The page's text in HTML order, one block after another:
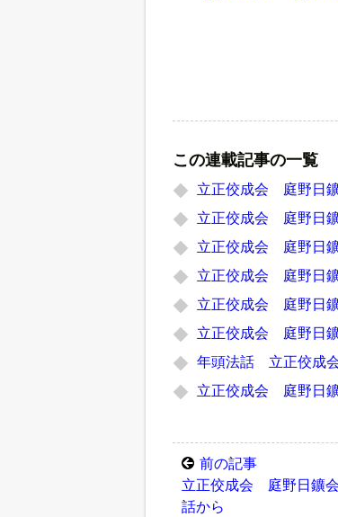
この連載記事の一覧
立正佼成会 庭野日
立正佼成会 庭野日
立正佼成会 庭野日
立正佼成会 庭野日
立正佼成会 庭野日
立正佼成会 庭野日
年頭法話 立正佼成
立正佼成会 庭野日
前の記事
立正佼成会 庭野日鑛
話から